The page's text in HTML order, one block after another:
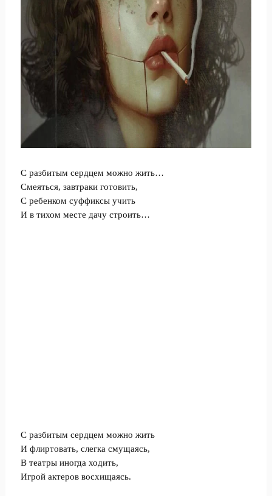
С разбитым сердцем можно жить…
Смеяться, завтраки готовить,
С ребенком суффиксы учить
И в тихом месте дачу строить…
С разбитым сердцем можно жить
И флиртовать, слегка смущаясь,
В театры иногда ходить,
Игрой актеров восхищаясь.